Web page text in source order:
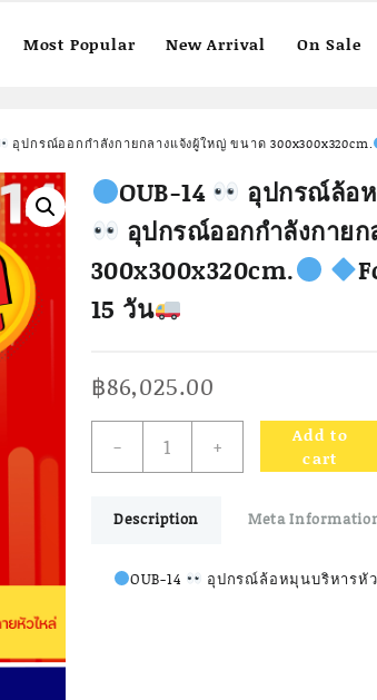
Most Popular New Arrival On Sale
อุปกรณ์ออกกำลังกายกลางแจ้งผู้ใหญ่ ขนาด 300x300x320cm.
OUB-14
อุปกรณ์ล้อ
อุปกรณ์ออกกำลังกาย
300x300x320cm.
15 วัน
฿86,025.00
-
OUB-
14
อุปกรณ์
หมุน
+
Add to
cart
Description Meta
OUB-14 อุปกรณ์ล้อหมุนบริหารหัว